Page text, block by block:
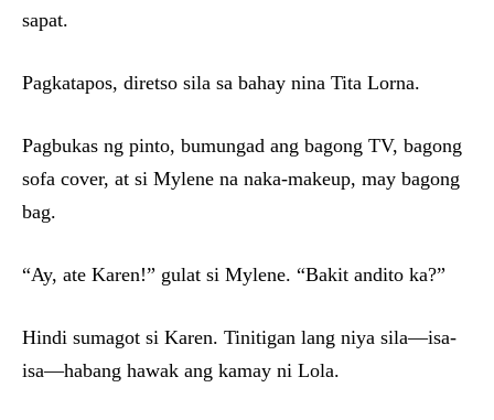
sapat.
Pagkatapos, diretso sila sa bahay nina Tita Lorna.
Pagbukas ng pinto, bumungad ang bagong TV, bagong
sofa cover, at si Mylene na naka-makeup, may bagong
bag.
“Ay, ate Karen!” gulat si Mylene. “Bakit andito ka?”
Hindi sumagot si Karen. Tinitigan lang niya sila—isa-
isa—habang hawak ang kamay ni Lola.